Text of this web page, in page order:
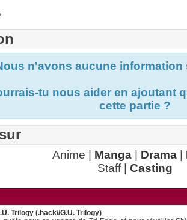
n'avons aucune
tu nous aider en ajoutant
cette partie ?
Anime | Manga| Drama|
Staff | Casting
Trilogy (.hack//G.U. Trilogy)